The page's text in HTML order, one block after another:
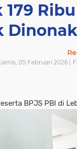
179
05 Februari 2026 |
BPJS PBI di